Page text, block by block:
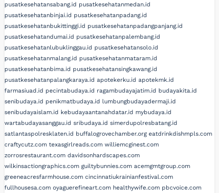
pusatkesehatansabang.id pusatkesehatanmedan.id
pusatkesehatanbinjai.id pusatkesehatanpadang.id
pusatkesehatanbukittinggi.id pusatkesehatanpadangpanjang.id
pusatkesehatandumai.id pusatkesehatanpalembang.id
pusatkesehatanlubuklinggau.id pusatkesehatansolo.id
pusatkesehatanmalang.id pusatkesehatanmataram.id
pusatkesehatanbima.id pusatkesehatansingkawang.id
pusatkesehatanpalangkaraya.id apotekerku.id apotekmk.id
farmasiuad.id pecintabudaya.id ragambudayajatim.id budayakita.id
senibudaya.id penikmatbudaya.id lumbungbudayadermaji.id
senibudayaislam.id kebudayaantanahdatar.id mybudaya.id
wartabudayasanggau.id sribudaya.id simerdupolresbatang.id
satlantaspolresklaten.id buffalogrovechamber.org eatdrinkdishmpls.com
craftycutz.com texasgirlreads.com williemcginest.com
zorrosrestaurant.com davidsonhardscapes.com
wilkinsactiongraphics.com guiltybunnies.com acemgmtgroup.com
greeneacresfarmhouse.com cincinnatiukrainianfestival.com
fullhousesa.com oyaguerefineart.com healthywife.com pbcvoice.com